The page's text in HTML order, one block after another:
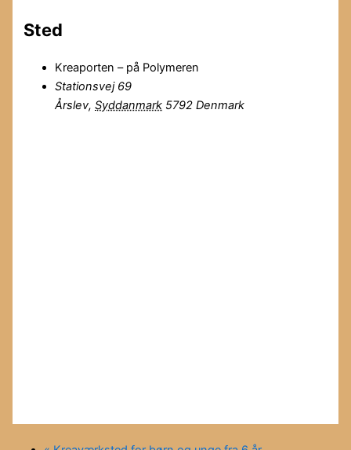
Sted
Kreaporten – på Polymeren
Stationsvej 69
Årslev, Syddanmark 5792 Denmark